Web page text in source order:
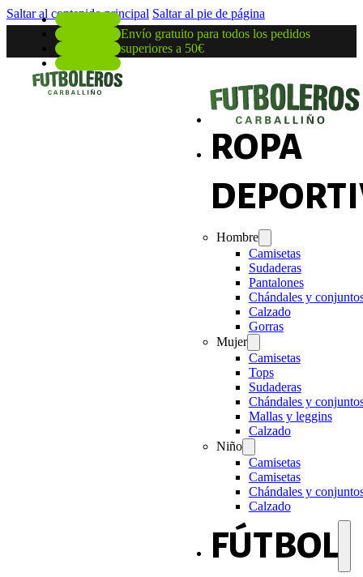
Saltar al contenido principal Saltar al pie de página
Envío gratuito para todos los pedidos
superiores a 50€
ROPA
Hombre
Camisetas
Sudaderas
Pantalones
Chándales y
Calzado
Gorras
Mujer
Camisetas
Tops
Sudaderas
Chándales y
Mallas y leggins
Calzado
Niño
Camisetas
Camisetas
Chándales y
Calzado
FÚTBOL